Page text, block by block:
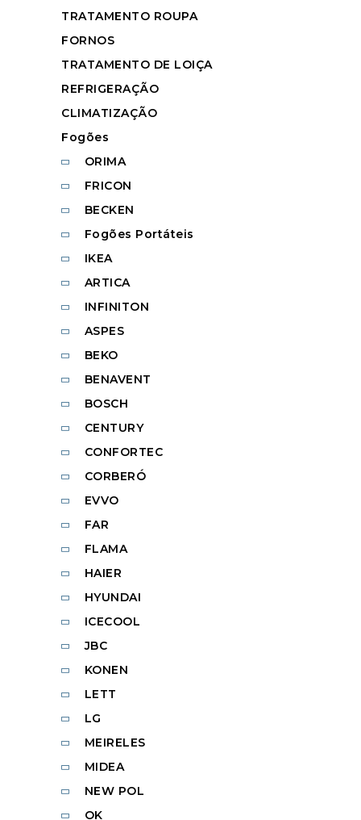
TRATAMENTO ROUPA
FORNOS
TRATAMENTO DE LOIÇA
REFRIGERAÇÃO
CLIMATIZAÇÃO
Fogões
ORIMA
FRICON
BECKEN
Fogões Portáteis
IKEA
ARTICA
INFINITON
ASPES
BEKO
BENAVENT
BOSCH
CENTURY
CONFORTEC
CORBERÓ
EVVO
FAR
FLAMA
HAIER
HYUNDAI
ICECOOL
JBC
KONEN
LETT
LG
MEIRELES
MIDEA
NEW POL
OK